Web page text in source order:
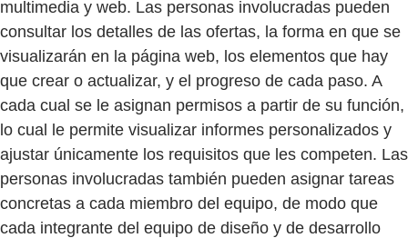
multimedia y web. Las personas involucradas pueden
consultar los detalles de las ofertas, la forma en que se
visualizarán en la página web, los elementos que hay
que crear o actualizar, y el progreso de cada paso. A
cada cual se le asignan permisos a partir de su función,
lo cual le permite visualizar informes personalizados y
ajustar únicamente los requisitos que les competen. Las
personas involucradas también pueden asignar tareas
concretas a cada miembro del equipo, de modo que
cada integrante del equipo de diseño y de desarrollo